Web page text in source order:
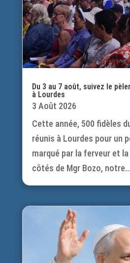
Du 3 au 7 août, suivez le
à Lourdes
3 Août 2026
Cette année, 500 fidèles
réunis à Lourdes pour un
marqué par la ferveur et
côtés de Mgr Bozo, notre...